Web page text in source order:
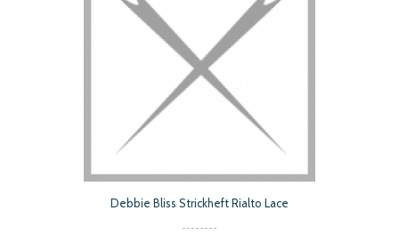
Debbie Bliss Strickheft Rialto Lace